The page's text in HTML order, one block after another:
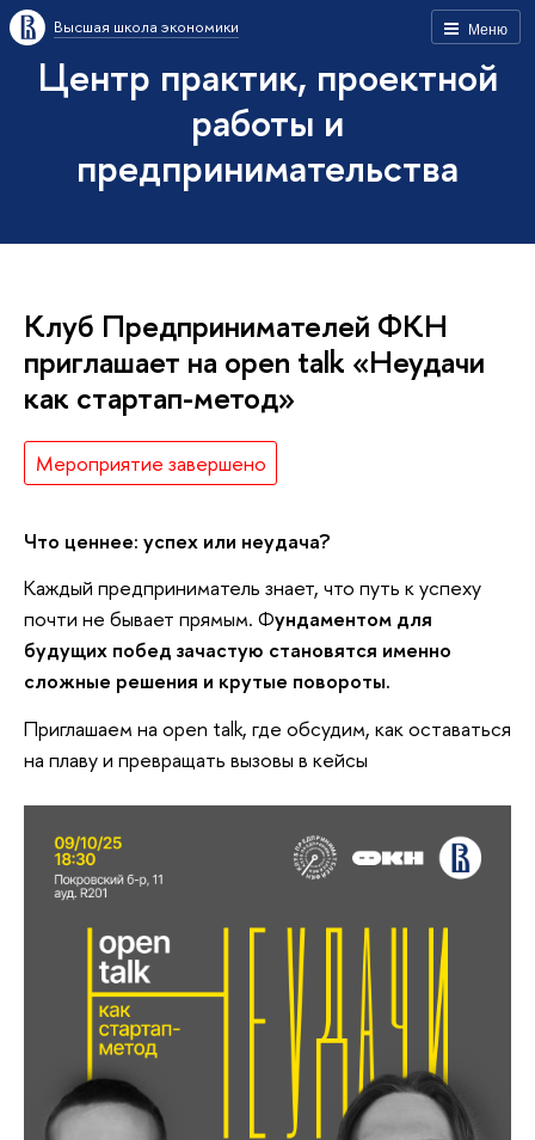
Меню
Высшая школа экономики
Центр практик, проектной
работы и
предпринимательства
Клуб Предпринимателей ФКН
приглашает на open talk «Неудачи
как стартап-метод»
Мероприятие завершено
Что ценнее: успех или неудача?
Каждый предприниматель знает, что путь к успеху
почти не бывает прямым. Фундаментом для
будущих побед зачастую становятся именно
сложные решения и крутые повороты.
Приглашаем на open talk, где обсудим, как оставаться
на плаву и превращать вызовы в кейсы